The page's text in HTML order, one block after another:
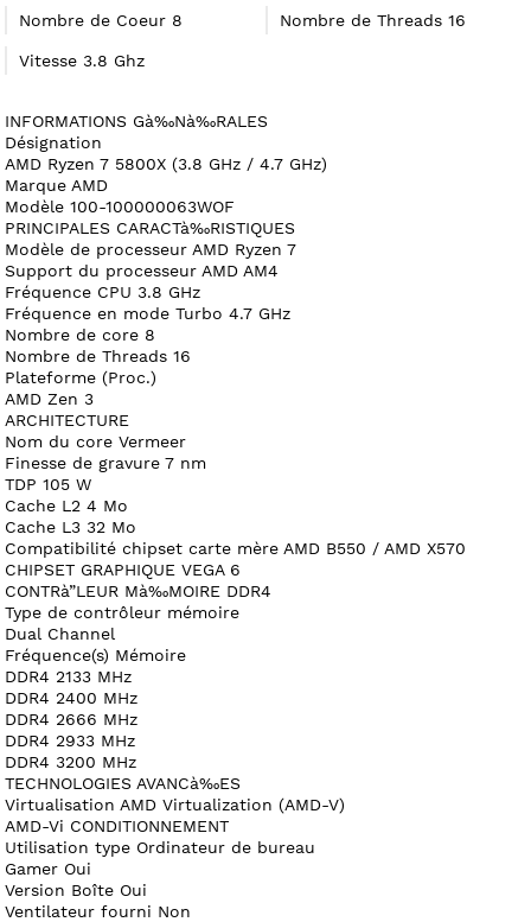
Nombre de Coeur 8 Nombre de Threads 16
Vitesse 3.8 Ghz
INFORMATIONS Gà‰Nà‰RALES
Désignation
AMD Ryzen 7 5800X (3.8 GHz / 4.7 GHz)
Marque AMD
Modèle 100-100000063WOF
PRINCIPALES CARACTà‰RISTIQUES
Modèle de processeur AMD Ryzen 7
Support du processeur AMD AM4
Fréquence CPU 3.8 GHz
Fréquence en mode Turbo 4.7 GHz
Nombre de core 8
Nombre de Threads 16
Plateforme (Proc.)
AMD Zen 3
ARCHITECTURE
Nom du core Vermeer
Finesse de gravure 7 nm
TDP 105 W
Cache L2 4 Mo
Cache L3 32 Mo
Compatibilité chipset carte mère AMD B550 / AMD X570
CHIPSET GRAPHIQUE VEGA 6
CONTRà”LEUR Mà‰MOIRE DDR4
Type de contrôleur mémoire
Dual Channel
Fréquence(s) Mémoire
DDR4 2133 MHz
DDR4 2400 MHz
DDR4 2666 MHz
DDR4 2933 MHz
DDR4 3200 MHz
TECHNOLOGIES AVANCà‰ES
Virtualisation AMD Virtualization (AMD-V)
AMD-Vi CONDITIONNEMENT
Utilisation type Ordinateur de bureau
Gamer Oui
Version Boîte Oui
Ventilateur fourni Non